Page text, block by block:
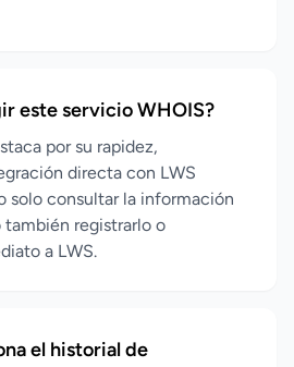
este servicio WHOIS?
por su rapidez,
directa con LWS
solo consultar la información
registrarlo o
a LWS.
el historial de